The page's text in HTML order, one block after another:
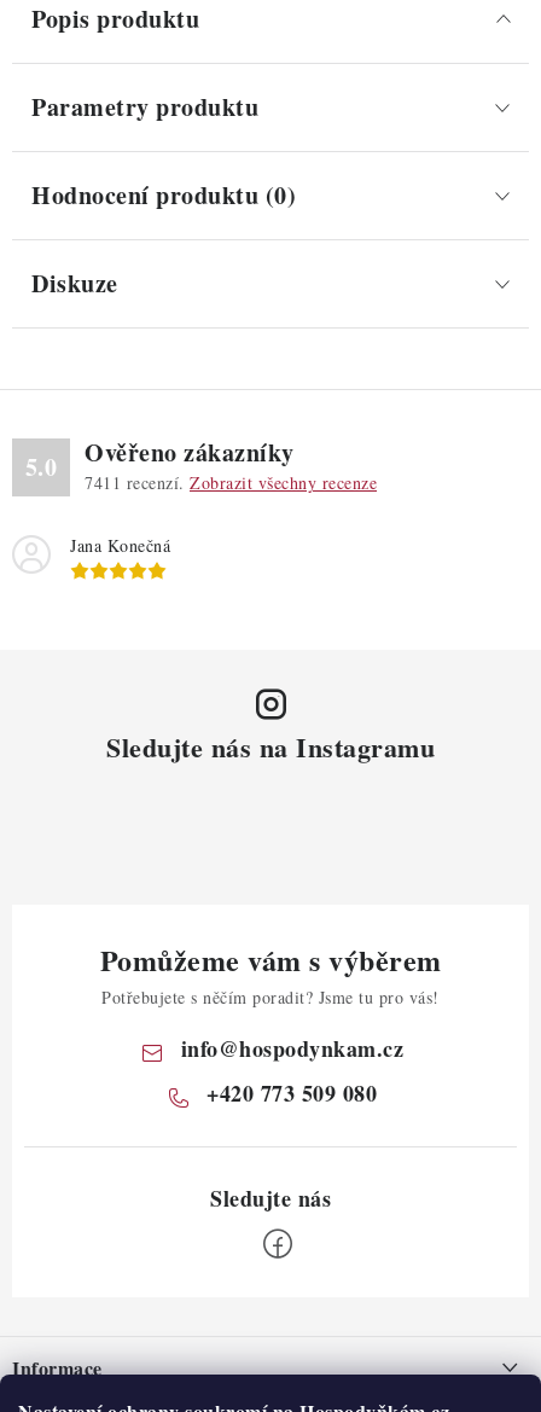
Popis produktu
Parametry produktu
Hodnocení produktu (0)
Diskuze
5.0 Ověřeno zákazníky
7411 recenzí. Zobrazit všechny recenze
Jana Konečná
Sledujte nás na Instagramu
Pomůžeme vám s výběrem
Potřebujete s něčím poradit? Jsme tu pro vás!
info@hospodynkam.cz
+420 773 509 080
pInformace